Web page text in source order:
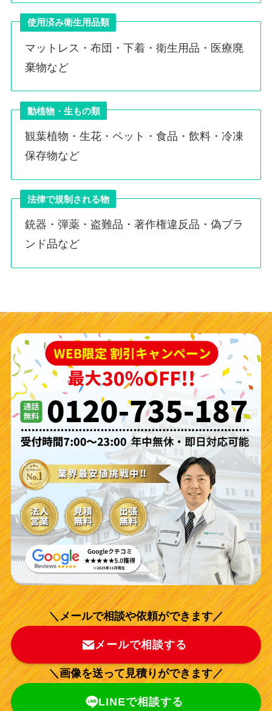
使用済み衛生用品類
マットレス・布団・下着・衛生用品・医療廃
棄物など
動植物・生もの類
観葉植物・生花・ペット・食品・飲料・冷凍
保存物など
法律で規制される物
銃器・弾薬・盗難品・著作権違反品・偽ブラ
ンド品など
＼メールで相談や依頼ができます／
メールで相談する
＼画像を送って見積りができます／
LINEで相談する